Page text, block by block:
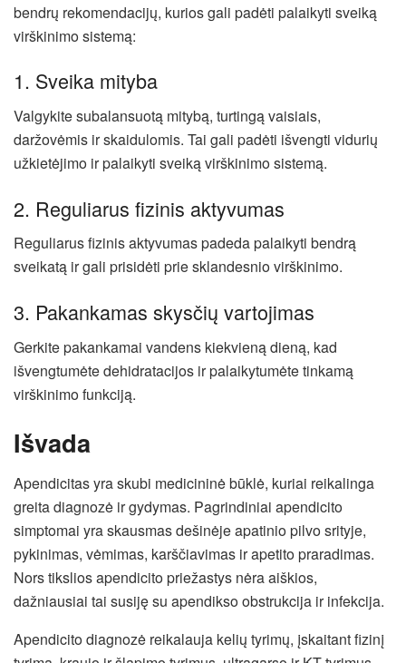
bendrų rekomendacijų, kurios gali padėti palaikyti sveiką
virškinimo sistemą:
1. Sveika mityba
Valgykite subalansuotą mitybą, turtingą vaisiais,
daržovėmis ir skaidulomis. Tai gali padėti išvengti vidurių
užkietėjimo ir palaikyti sveiką virškinimo sistemą.
2. Reguliarus fizinis aktyvumas
Reguliarus fizinis aktyvumas padeda palaikyti bendrą
sveikatą ir gali prisidėti prie sklandesnio virškinimo.
3. Pakankamas skysčių vartojimas
Gerkite pakankamai vandens kiekvieną dieną, kad
išvengtumėte dehidratacijos ir palaikytumėte tinkamą
virškinimo funkciją.
Išvada
Apendicitas yra skubi medicininė būklė, kuriai reikalinga
greita diagnozė ir gydymas. Pagrindiniai apendicito
simptomai yra skausmas dešinėje apatinio pilvo srityje,
pykinimas, vėmimas, karščiavimas ir apetito praradimas.
Nors tikslios apendicito priežastys nėra aiškios,
dažniausiai tai susiję su apendikso obstrukcija ir infekcija.
Apendicito diagnozė reikalauja kelių tyrimų, įskaitant fizinį